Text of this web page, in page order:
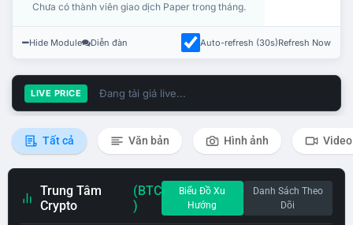
Chưa có thành viên giao dịch Paper trong tháng.
Hide Module Diễn đàn Auto-refresh (30s)Refresh Now
LIVE PRICE Đang tải giá live...
Tất cả Văn bản Hình ảnh Video
Trung Tâm
Crypto
(BTC
)
Biểu Đồ Xu
Hướng
Danh Sách Theo
Dõi